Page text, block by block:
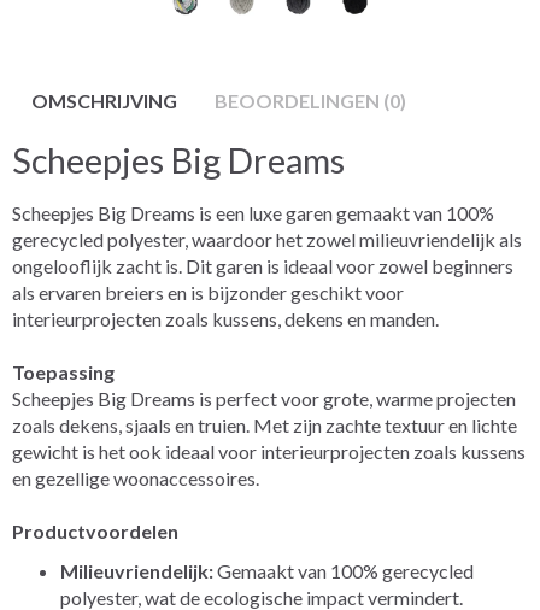
OMSCHRIJVING BEOORDELINGEN (0)
Scheepjes Big Dreams
Scheepjes Big Dreams is een luxe garen gemaakt van 100%
gerecycled polyester, waardoor het zowel milieuvriendelijk als
ongelooflijk zacht is. Dit garen is ideaal voor zowel beginners
als ervaren breiers en is bijzonder geschikt voor
interieurprojecten zoals kussens, dekens en manden.
Toepassing
Scheepjes Big Dreams is perfect voor grote, warme projecten
zoals dekens, sjaals en truien. Met zijn zachte textuur en lichte
gewicht is het ook ideaal voor interieurprojecten zoals kussens
en gezellige woonaccessoires.
Productvoordelen
Milieuvriendelijk:Gemaakt van 100% gerecycled
polyester, wat de ecologische impact vermindert.